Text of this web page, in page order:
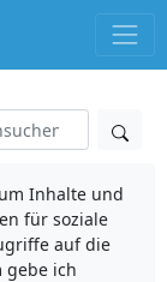
Inhalte und
für soziale
auf die
gebe ich